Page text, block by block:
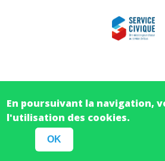
Suivez-nous sur les
réseaux sociaux
Tous droits réservés :
En poursuivant la navigation,
l'utilisation des cookies.
OK